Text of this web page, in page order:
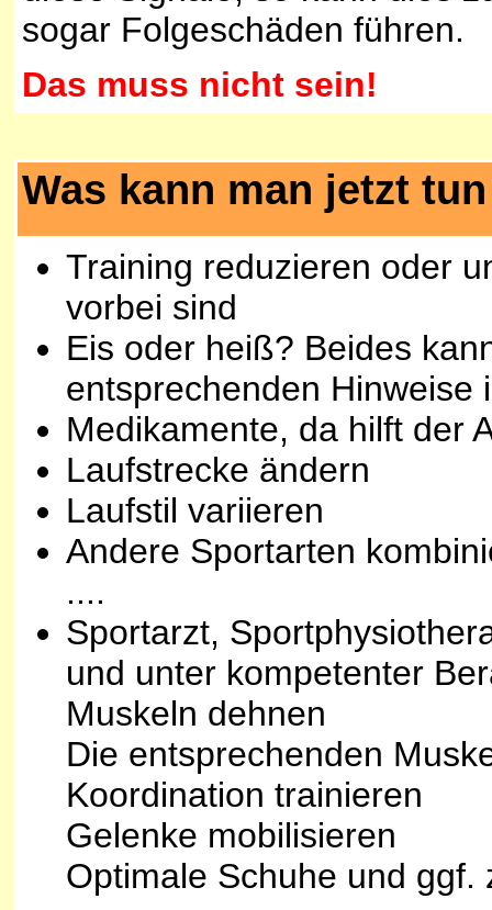
sogar Folgeschäden führen.
Das muss nicht sein!
Was kann man jetzt tun
Training reduzieren oder
vorbei sind
Eis oder heiß? Beides
entsprechenden Hinweise
Medikamente, da hilft der
Laufstrecke ändern
Laufstil variieren
Andere Sportarten
....
Sportarzt,
und unter kompetenter
Muskeln dehnen
Die entsprechenden
Koordination trainieren
Gelenke mobilisieren
Optimale Schuhe und